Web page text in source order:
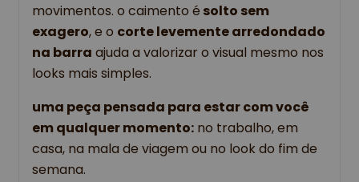
movimentos. o caimento é solto sem
exagero, e o corte levemente arredondado
na barra ajuda a valorizar o visual mesmo nos
looks mais simples.
uma peça pensada para estar com você
em qualquer momento: no trabalho, em
casa, na mala de viagem ou no look do fim de
semana.